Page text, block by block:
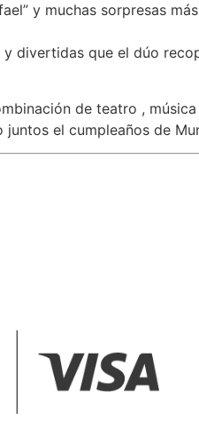
y muchas sorpresas
divertidas que el dúo
de teatro ,
el cumpleaños de